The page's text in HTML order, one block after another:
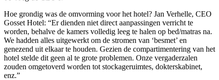
Hoe grondig was de omvorming voor het hotel? Jan Verhelle, CEO
Gosset Hotel: “Er dienden niet direct aanpassingen verricht te
worden, behalve de kamers volledig leeg te halen op bed/matras na.
We hadden alles uitgewerkt om de stromen van ‘besmet’ en
genezend uit elkaar te houden. Gezien de compartimentering van het
hotel stelde dit geen al te grote problemen. Onze vergaderzalen
zouden omgetoverd worden tot stockageruimtes, dokterskabinet,
enz.”